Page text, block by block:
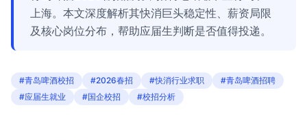
上海。本文深度解析其快消巨头稳定性、薪资局限
及核心岗位分布，帮助应届生判断是否值得投递。
#青岛啤酒校招 #2026春招 #快消行业求职
#青岛啤酒招聘
#应届生就业
#国企校招 #校招分析